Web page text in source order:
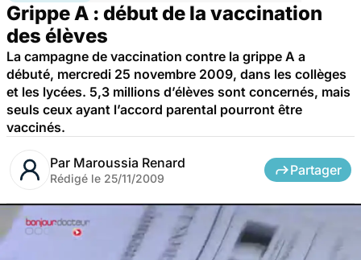
Grippe A : début de la vaccination
des élèves
La campagne de vaccination contre la grippe A a
débuté, mercredi 25 novembre 2009, dans les collèges
et les lycées. 5,3 millions d’élèves sont concernés, mais
seuls ceux ayant l’accord parental pourront être
vaccinés.
Par Maroussia Renard
Rédigé le 25/11/2009
Partager